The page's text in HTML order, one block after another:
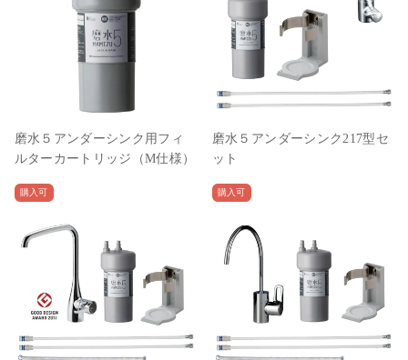
磨水５アンダーシンク用フィ
ルターカートリッジ（M仕様）
磨水５アンダーシンク217型セ
ット
購入可 購入可